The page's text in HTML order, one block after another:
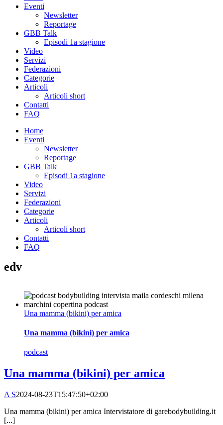
Eventi
Newsletter
Reportage
GBB Talk
Episodi 1a stagione
Video
Servizi
Federazioni
Categorie
Articoli
Articoli short
Contatti
FAQ
Home
Eventi
Newsletter
Reportage
GBB Talk
Episodi 1a stagione
Video
Servizi
Federazioni
Categorie
Articoli
Articoli short
Contatti
FAQ
edv
Una mamma (bikini) per amica
Una mamma (bikini) per amica
podcast
Una mamma (bikini) per amica
A S2024-08-23T15:47:50+02:00
Una mamma (bikini) per amica Intervistatore di garebodybuilding.it
[...]